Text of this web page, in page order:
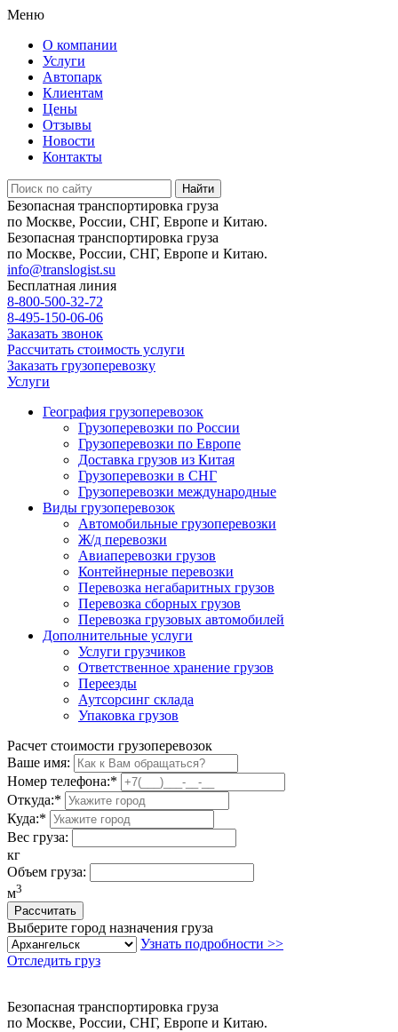
Меню
О компании
Услуги
Автопарк
Клиентам
Цены
Отзывы
Новости
Контакты
Безопасная транспортировка груза
по Москве, России, СНГ, Европе и Китаю.
Безопасная транспортировка груза
по Москве, России, СНГ, Европе и Китаю.
info@translogist.su
Бесплатная линия
8-800-500-32-72
8-495-150-06-06
Заказать звонок
Рассчитать стоимость услуги
Заказать грузоперевозку
Услуги
География грузоперевозок
Грузоперевозки по России
Грузоперевозки по Европе
Доставка грузов из Китая
Грузоперевозки в СНГ
Грузоперевозки международные
Виды грузоперевозок
Автомобильные грузоперевозки
Ж/д перевозки
Авиаперевозки грузов
Контейнерные перевозки
Перевозка негабаритных грузов
Перевозка сборных грузов
Перевозка грузовых автомобилей
Дополнительные услуги
Услуги грузчиков
Ответственное хранение грузов
Переезды
Аутсорсинг склада
Упаковка грузов
Расчет стоимости грузоперевозок
Ваше имя:
Номер телефона:*
Откуда:*
Куда:*
Вес груза:
кг
Объем груза:
м3
Выберите город назначения груза
Узнать подробности >>
Отследить груз
Безопасная транспортировка груза
по Москве, России, СНГ, Европе и Китаю.